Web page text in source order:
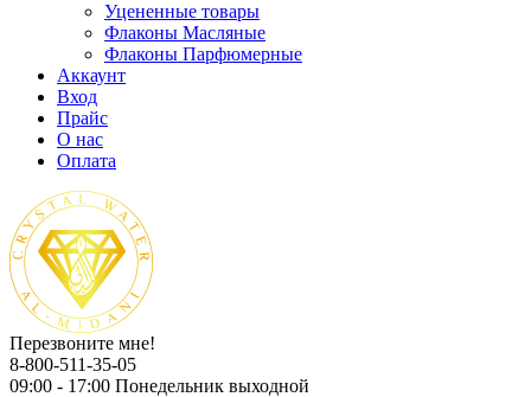
Уцененные товары
Флаконы Масляные
Флаконы Парфюмерные
Аккаунт
Вход
Прайс
О нас
Оплата
Перезвоните мне!
8-800-511-35-05
09:00 - 17:00 Понедельник выходной